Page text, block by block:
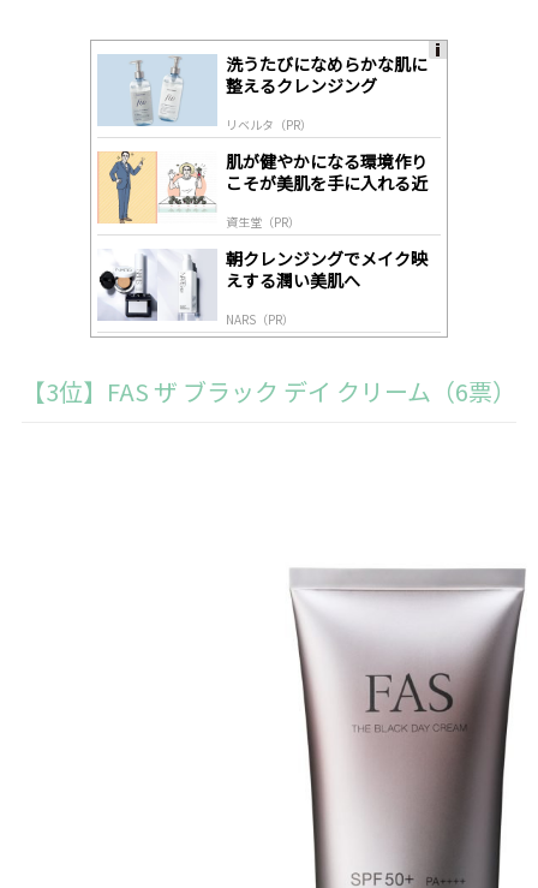
洗うたびになめらかな肌に
整えるクレンジング
リベルタ（PR）
肌が健やかになる環境作り
こそが美肌を手に入れる近
資生堂（PR）
朝クレンジングでメイク映
えする潤い美肌へ
NARS（PR）
【3位】FAS ザ ブラック デイ クリーム（6票）